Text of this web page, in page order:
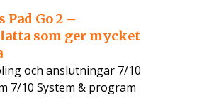
Pad Go 2 –
som ger mycket
och anslutningar 7/10
7/10 System & program